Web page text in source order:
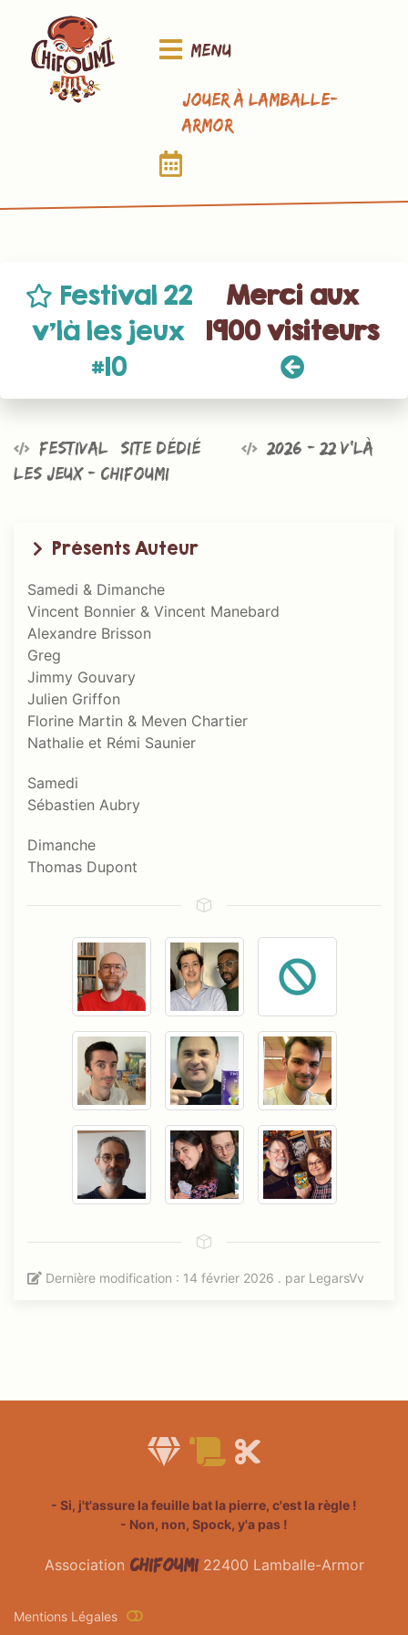
Menu
Jouer à Lamballe-
Armor
Festival 22
v’là les jeux
#10
Merci aux
1900 visiteurs
Festival @site dédié
2026 - 22 v’là
les jeux - Chifoumi
Présents Auteur
Samedi & Dimanche
Vincent Bonnier & Vincent Manebard
Alexandre Brisson
Greg
Jimmy Gouvary
Julien Griffon
Florine Martin & Meven Chartier
Nathalie et Rémi Saunier
Samedi
Sébastien Aubry
Dimanche
Thomas Dupont
Dernière modification : 14 février 2026 . par LegarsVv
- Si, j't'assure la feuille bat la pierre, c'est la règle !
- Non, non, Spock, y'a pas !
Association Chifoumi22400 Lamballe-Armor
Mentions Légales